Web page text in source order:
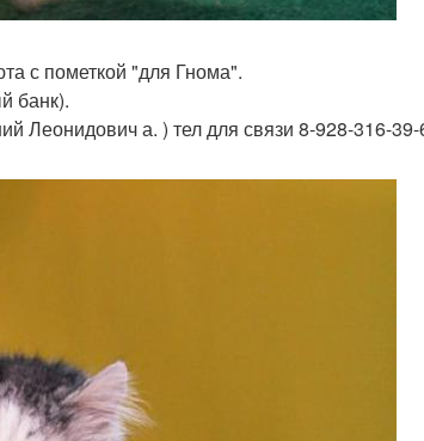
с пометкой "для Гнома".
банк).
Леонидович а. ) тел для связи 8-928-316-